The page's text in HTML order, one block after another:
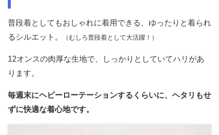
普段着としてもおしゃれに着用できる、ゆったりと着られ
るシルエット。
（むしろ普段着として大活躍！）
12オンスの肉厚な生地で、しっかりとしていてハリがあ
ります。
毎週末にヘビーローテーションするくらいに、ヘタリもせ
ずに快適な着心地です。